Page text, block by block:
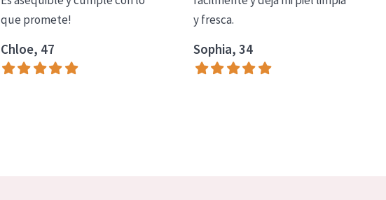
que promete!
Chloe, 47
y fresca.
Sophia, 34